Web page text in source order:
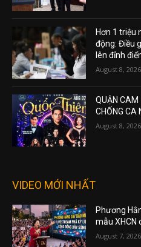
Hơn 1 triệu
động: Điều
lên đỉnh
August 8, 2026
QUẬN CAM
CHỐNG CA
August 8, 2026
VIDEO MỚI NHẤT
Phương
mẫu XHCN
August 7, 2026